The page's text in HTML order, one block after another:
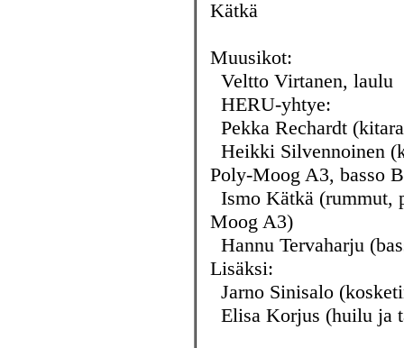
Kätkä
Muusikot:
Veltto Virtanen, laulu
HERU-yhtye:
Pekka Rechardt
Heikki Silvennoinen
Poly-Moog A3, basso
Ismo Kätkä (rummut,
Moog A3)
Hannu Tervaharju
Lisäksi:
Jarno Sinisalo
Elisa Korjus (huilu ja